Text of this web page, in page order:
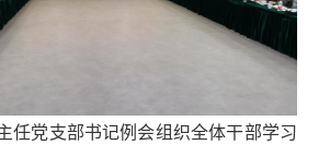
任党支部书记例会组织全体干部学习